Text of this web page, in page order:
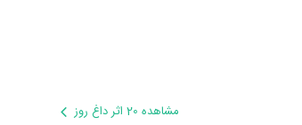
مشاهده 20 اثر داغ روز